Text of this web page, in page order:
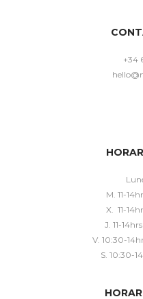
+34
M. 11-
X. 11-
J. 11-
V. 10:30-
S. 10:30-